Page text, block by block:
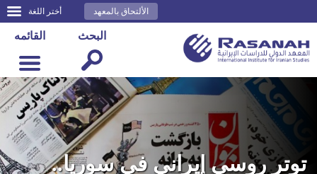
أختر اللغة الألتحاق بالمعهد
القائمه البحث
توتر روسي إيراني في سوريا..